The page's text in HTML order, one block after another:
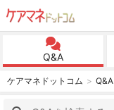
Q&A
ケアマネドットコム Q&A